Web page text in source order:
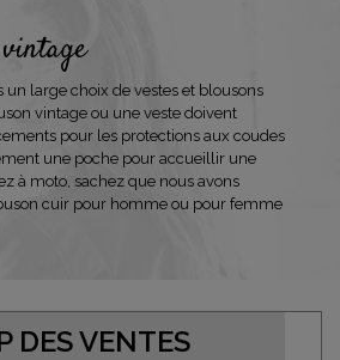
un large choix de vestes et blousons
vintage ou une veste doivent
pour les protections aux coudes
une poche pour accueillir une
à moto, sachez que nous avons
cuir pour homme ou pour femme
DES VENTES